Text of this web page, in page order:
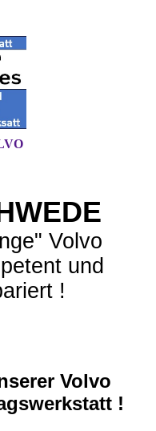
Volvo
und
!
Volvo
!